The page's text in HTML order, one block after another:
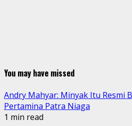
You may have missed
Andry Mahyar: Minyak Itu Resmi
Pertamina Patra Niaga
1 min read